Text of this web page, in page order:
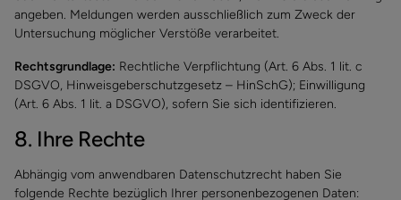
angeben. Meldungen werden ausschließlich zum Zweck der
Untersuchung möglicher Verstöße verarbeitet.
Rechtsgrundlage: Rechtliche Verpflichtung (Art. 6 Abs. 1 lit. c
DSGVO, Hinweisgeberschutzgesetz – HinSchG); Einwilligung
(Art. 6 Abs. 1 lit. a DSGVO), sofern Sie sich identifizieren.
8. Ihre Rechte
Abhängig vom anwendbaren Datenschutzrecht haben Sie
folgende Rechte bezüglich Ihrer personenbezogenen Daten: